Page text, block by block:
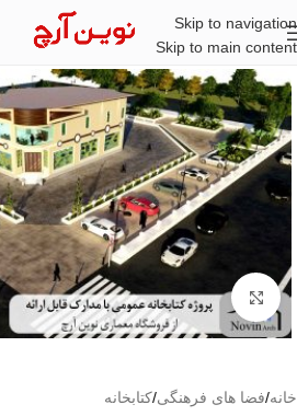
Skip to navigation
Skip to main content
بزرگنمایی تصویر
خانه/فضا های فرهنگی/کتابخانه